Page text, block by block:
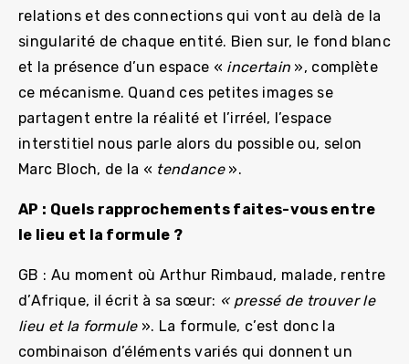
relations et des connections qui vont au delà de la
singularité de chaque entité. Bien sur, le fond blanc
et la présence d’un espace « incertain », complète
ce mécanisme. Quand ces petites images se
partagent entre la réalité et l’irréel, l’espace
interstitiel nous parle alors du possible ou, selon
Marc Bloch, de la « tendance ».
AP : Quels rapprochements faites-vous entre
le lieu et la formule ?
GB : Au moment où Arthur Rimbaud, malade, rentre
d’Afrique, il écrit à sa sœur: « pressé de trouver le
lieu et la formule ». La formule, c’est donc la
combinaison d’éléments variés qui donnent un